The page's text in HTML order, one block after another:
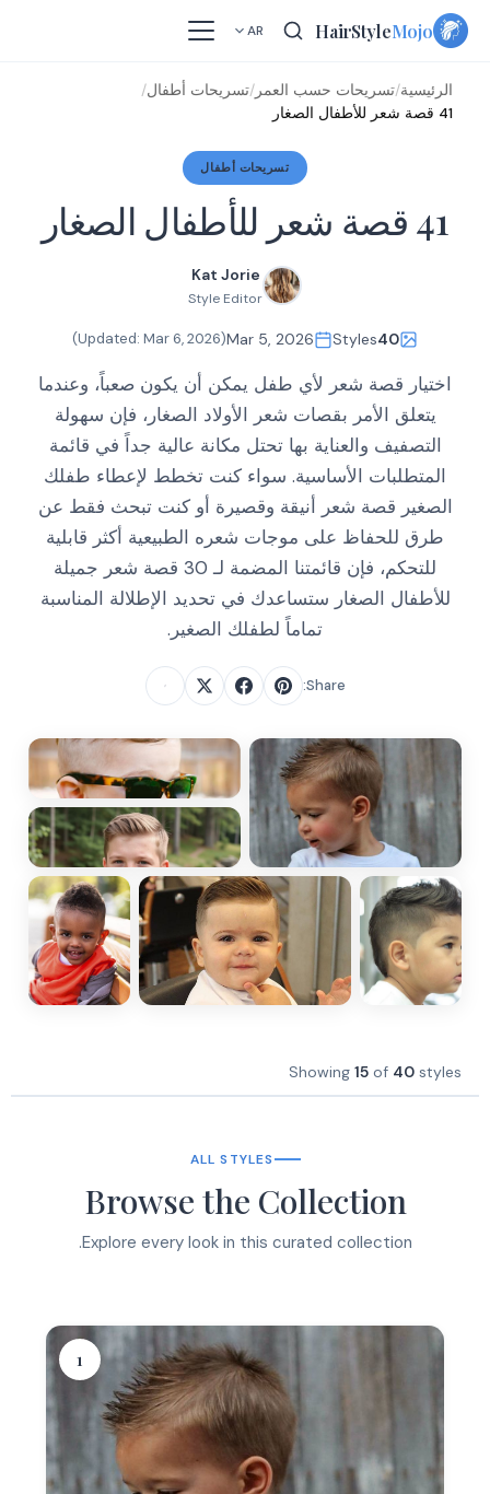
Skip
HairStyleMojo
AR
الرئيسية/تسريحات حسب العمر /تسريحات أطفال/
41 قصة شعر للأطفال الصغار
تسريحات أطفال
41 قصة شعر للأطفال الصغار
Kat Jorie
Style Editor
40
Styles
Mar 5, 2026
(Updated:
Mar 6, 2026
)
اختيار قصة شعر لأي طفل يمكن أن يكون صعباً، وعندما
يتعلق الأمر بقصات شعر الأولاد الصغار، فإن سهولة
التصفيف والعناية بها تحتل مكانة عالية جداً في قائمة
المتطلبات الأساسية. سواء كنت تخطط لإعطاء طفلك
الصغير قصة شعر أنيقة وقصيرة أو كنت تبحث فقط عن
طرق للحفاظ على موجات شعره الطبيعية أكثر قابلية
للتحكم، فإن قائمتنا المضمة لـ 30 قصة شعر جميلة
للأطفال الصغار ستساعدك في تحديد الإطلالة المناسبة
تماماً لطفلك الصغير.
Share:
Showing 15 of 40 styles
ALL STYLES
Browse the Collection
Explore every look in this curated collection.
1